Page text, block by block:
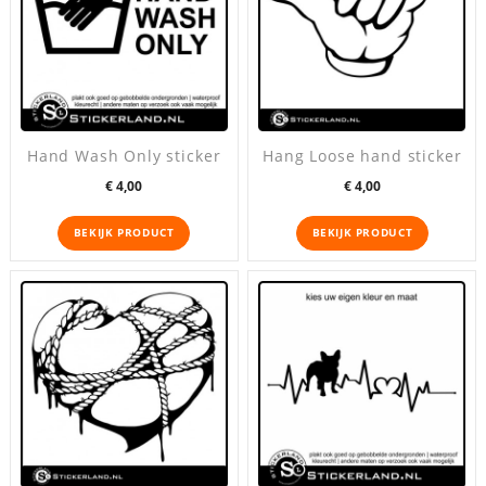
Hand Wash Only sticker
Prijs
€ 4,00
BEKIJK PRODUCT
Hang Loose hand sticker
Prijs
€ 4,00
BEKIJK PRODUCT